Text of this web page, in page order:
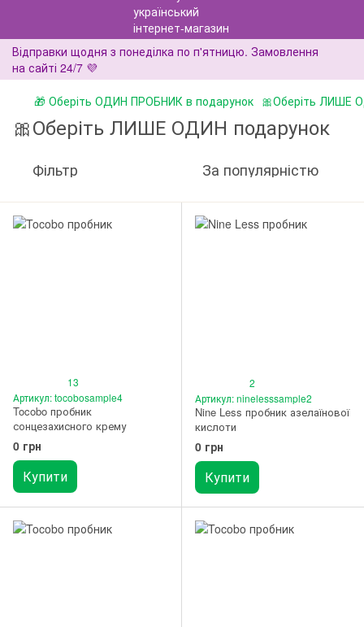
Відправки щодня з понеділка по п'ятницю. Замовлення
на сайті 24/7 💜
🎁 Оберіть ОДИН ПРОБНИК в подарунок 🎀Оберіть ЛИШЕ
🎀Оберіть ЛИШЕ ОДИН подарунок
Фільтр За популярністю
13
Артикул: tocobosample4
Tocobo пробник
сонцезахисного крему
0 грн
Купити
2
Артикул: ninelesssample2
Nine Less пробник азелаїнової
кислоти
0 грн
Купити